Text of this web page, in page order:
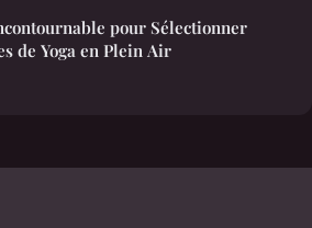
pour Sélectionner
de Yoga en Plein Air